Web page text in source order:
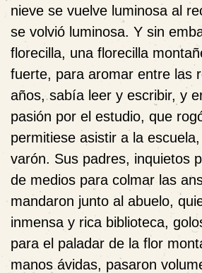
nieve se vuelve luminosa al
se volvió luminosa. Y sin
florecilla, una florecilla
fuerte, para aromar entre las
años, sabía leer y escribir, y
pasión por el estudio, que
permitiese asistir a la
varón. Sus padres, inquietos
de medios para colmar las
mandaron junto al abuelo,
inmensa y rica biblioteca,
para el paladar de la flor
manos ávidas, pasaron